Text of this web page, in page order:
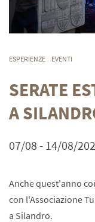
ESPERIENZE EVENTI
SERATE
A
07/08 - 14/08/
Anche quest'anno
con l'Associazione
a Silandro.